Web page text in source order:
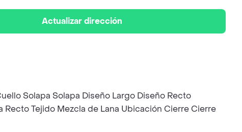
Actualizar dirección
Solapa Solapa Diseño Largo Diseño Recto
Tejido Mezcla de Lana Ubicación Cierre Cierre